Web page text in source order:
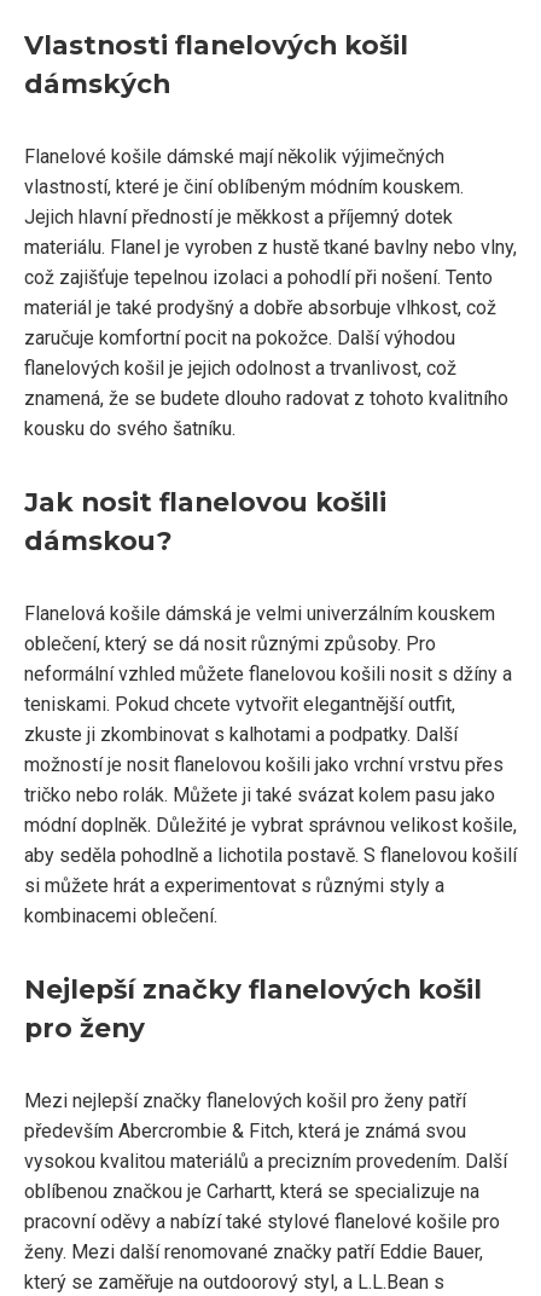
Vlastnosti flanelových košil
dámských
Flanelové košile dámské mají několik výjimečných
vlastností, které je činí oblíbeným módním kouskem.
Jejich hlavní předností je měkkost a příjemný dotek
materiálu. Flanel je vyroben z hustě tkané bavlny nebo vlny,
což zajišťuje tepelnou izolaci a pohodlí při nošení. Tento
materiál je také prodyšný a dobře absorbuje vlhkost, což
zaručuje komfortní pocit na pokožce. Další výhodou
flanelových košil je jejich odolnost a trvanlivost, což
znamená, že se budete dlouho radovat z tohoto kvalitního
kousku do svého šatníku.
Jak nosit flanelovou košili
dámskou?
Flanelová košile dámská je velmi univerzálním kouskem
oblečení, který se dá nosit různými způsoby. Pro
neformální vzhled můžete flanelovou košili nosit s džíny a
teniskami. Pokud chcete vytvořit elegantnější outfit,
zkuste ji zkombinovat s kalhotami a podpatky. Další
možností je nosit flanelovou košili jako vrchní vrstvu přes
tričko nebo rolák. Můžete ji také svázat kolem pasu jako
módní doplněk. Důležité je vybrat správnou velikost košile,
aby seděla pohodlně a lichotila postavě. S flanelovou košilí
si můžete hrát a experimentovat s různými styly a
kombinacemi oblečení.
Nejlepší značky flanelových košil
pro ženy
Mezi nejlepší značky flanelových košil pro ženy patří
především Abercrombie & Fitch, která je známá svou
vysokou kvalitou materiálů a precizním provedením. Další
oblíbenou značkou je Carhartt, která se specializuje na
pracovní oděvy a nabízí také stylové flanelové košile pro
ženy. Mezi další renomované značky patří Eddie Bauer,
který se zaměřuje na outdoorový styl, a L.L.Bean s